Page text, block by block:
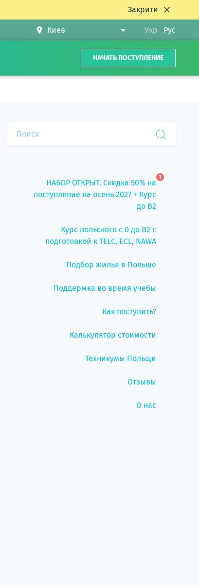
Закрити
Укр Рус
НАЧАТЬ ПОСТУПЛЕНИЕ
НАБОР ОТКРЫТ. Скидка 50% на
поступление на осень 2027 + Курс
до B2
1
Курс польского с 0 до B2 с
подготовкой к TELC, ECL, NAWA
Подбор жилья в Польше
Поддержка во время учебы
Как поступить?
Калькулятор стоимости
Техникумы Польщи
Отзывы
О нас